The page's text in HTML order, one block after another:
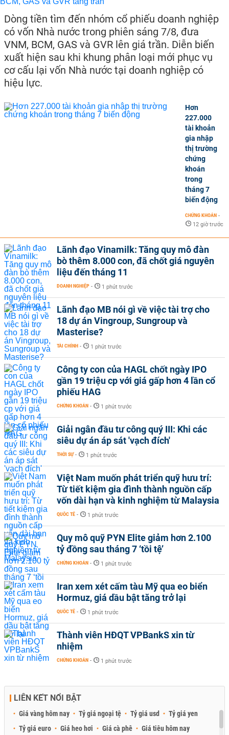
Dòng tiền tìm đến nhóm cổ phiếu doanh nghiệp
có vốn Nhà nước trong phiên sáng 7/8, đưa
VNM, BCM, GAS và GVR lên giá trần. Diễn biến
xuất hiện sau khi khung phân loại mới phục vụ
cơ cấu lại vốn Nhà nước tại doanh nghiệp có
hiệu lực.
Hơn
227.000
tài khoản
gia nhập
thị trường
chứng
khoán
trong
tháng 7
biến động
CHỨNG KHOÁN -
12 giờ trước
Lãnh đạo Vinamilk: Tăng quy mô đàn
bò thêm 8.000 con, đã chốt giá nguyên
liệu đến tháng 11
DOANH NGHIỆP - 1 phút trước
Lãnh đạo MB nói gì về việc tài trợ cho
18 dự án Vingroup, Sungroup và
Masterise?
TÀI CHÍNH - 1 phút trước
Công ty con của HAGL chốt ngày IPO
gần 19 triệu cp với giá gấp hơn 4 lần cổ
phiếu HAG
CHỨNG KHOÁN - 1 phút trước
Giải ngân đầu tư công quý III: Khi các
siêu dự án áp sát 'vạch đích'
THỜI SỰ - 1 phút trước
Việt Nam muốn phát triển quỹ hưu trí:
Từ tiết kiệm gia đình thành nguồn cấp
vốn dài hạn và kinh nghiệm từ Malaysia
QUỐC TẾ - 1 phút trước
Quy mô quỹ PYN Elite giảm hơn 2.100
tỷ đồng sau tháng 7 ‘tồi tệ’
CHỨNG KHOÁN - 1 phút trước
Iran xem xét cấm tàu Mỹ qua eo biển
Hormuz, giá dầu bật tăng trở lại
QUỐC TẾ - 1 phút trước
Thành viên HĐQT VPBankS xin từ
nhiệm
CHỨNG KHOÁN - 1 phút trước
LIÊN KẾT NỔI BẬT
Giá vàng hôm nay Tỷ giá ngoại tệ Tỷ giá usd
Tỷ giá yen
Tỷ giá euro
Giá heo hơi Giá cà phê Giá tiêu hôm nay